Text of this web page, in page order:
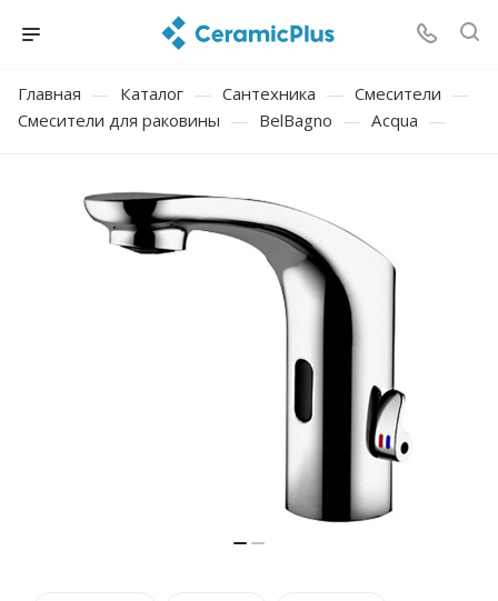
Главная — Каталог — Сантехника — Смесители —
Смесители для раковины — BelBagno — Acqua —